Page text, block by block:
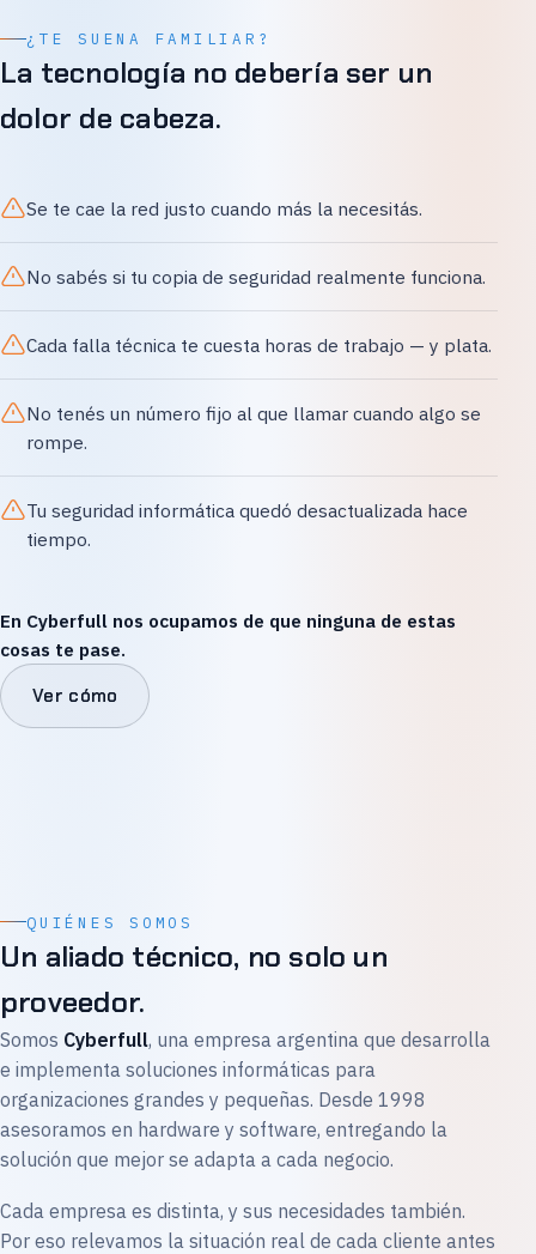
¿TE SUENA FAMILIAR?
La tecnología no debería ser un
dolor de cabeza.
Se te cae la red justo cuando más la necesitás.
No sabés si tu copia de seguridad realmente funciona.
Cada falla técnica te cuesta horas de trabajo — y plata.
No tenés un número fijo al que llamar cuando algo se
rompe.
Tu seguridad informática quedó desactualizada hace
tiempo.
En Cyberfull nos ocupamos de que ninguna de estas
cosas te pase.
Ver cómo
QUIÉNES SOMOS
Un aliado técnico, no solo un
proveedor.
Somos Cyberfull, una empresa argentina que desarrolla
e implementa soluciones informáticas para
organizaciones grandes y pequeñas. Desde 1998
asesoramos en hardware y software, entregando la
solución que mejor se adapta a cada negocio.
Cada empresa es distinta, y sus necesidades también.
Por eso relevamos la situación real de cada cliente antes